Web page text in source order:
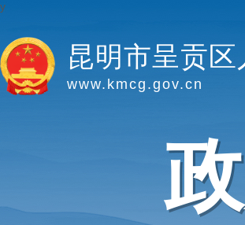
y
昆明市呈贡
www.kmcg.gov.cn